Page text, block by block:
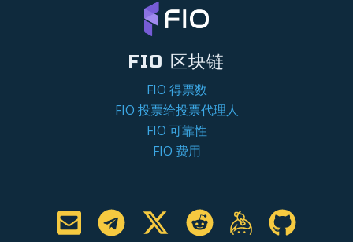
FIO 区块链
FIO 得票数
FIO 投票给投票代理人
FIO 可靠性
FIO 费用